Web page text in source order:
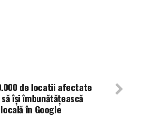
de locatii afectate
să își îmbunătățească
în Google